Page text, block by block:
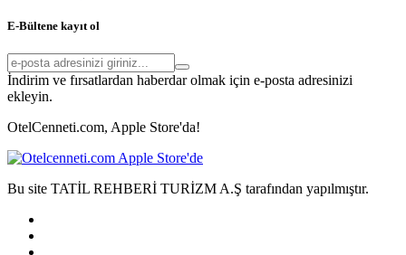
E-Bültene kayıt ol
İndirim ve fırsatlardan haberdar olmak için e-posta adresinizi
ekleyin.
OtelCenneti.com, Apple Store'da!
Bu site TATİL REHBERİ TURİZM A.Ş tarafından yapılmıştır.